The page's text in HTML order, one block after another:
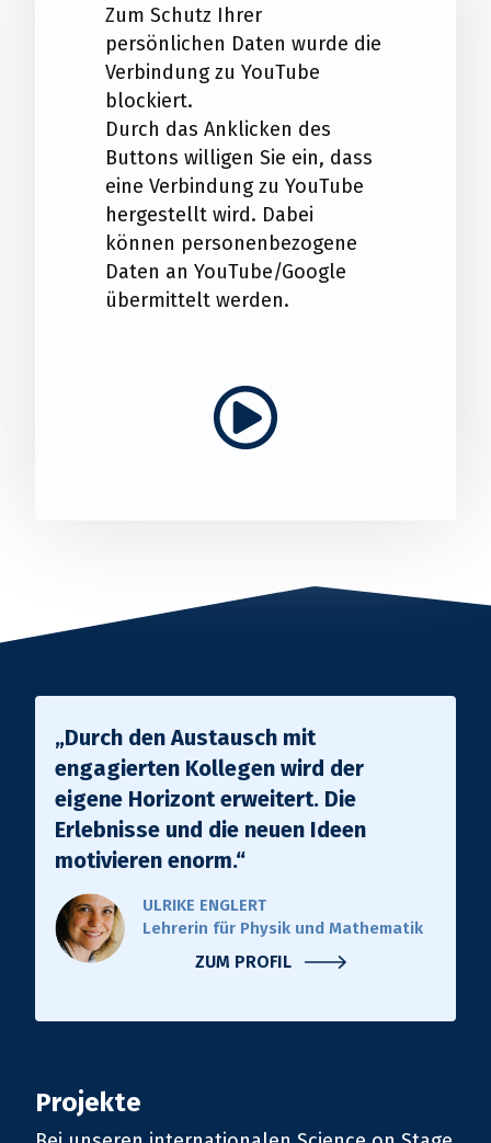
Zum Schutz Ihrer
persönlichen Daten wurde die
Verbindung zu YouTube
blockiert.
Durch das Anklicken des
Buttons willigen Sie ein, dass
eine Verbindung zu YouTube
hergestellt wird. Dabei
können personenbezogene
Daten an YouTube/Google
übermittelt werden.
Play video
„Durch den Austausch mit
engagierten Kollegen wird der
eigene Horizont erweitert. Die
Erlebnisse und die neuen Ideen
motivieren enorm.“
ULRIKE ENGLERT
Lehrerin für Physik und Mathematik
ZUM PROFIL
Projekte